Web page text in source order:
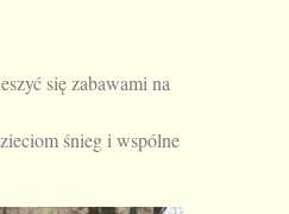
się zabawami na
śnieg i wspólne